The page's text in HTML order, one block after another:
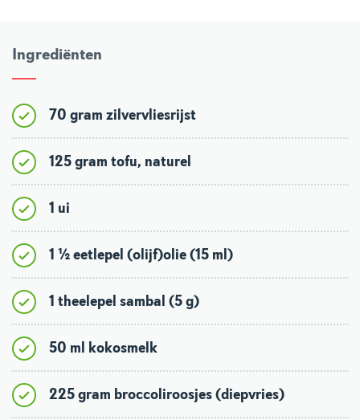
Ingrediënten
70 gram zilvervliesrijst
125 gram tofu, naturel
1 ui
1 ½ eetlepel (olijf)olie (15 ml)
1 theelepel sambal (5 g)
50 ml kokosmelk
225 gram broccoliroosjes (diepvries)